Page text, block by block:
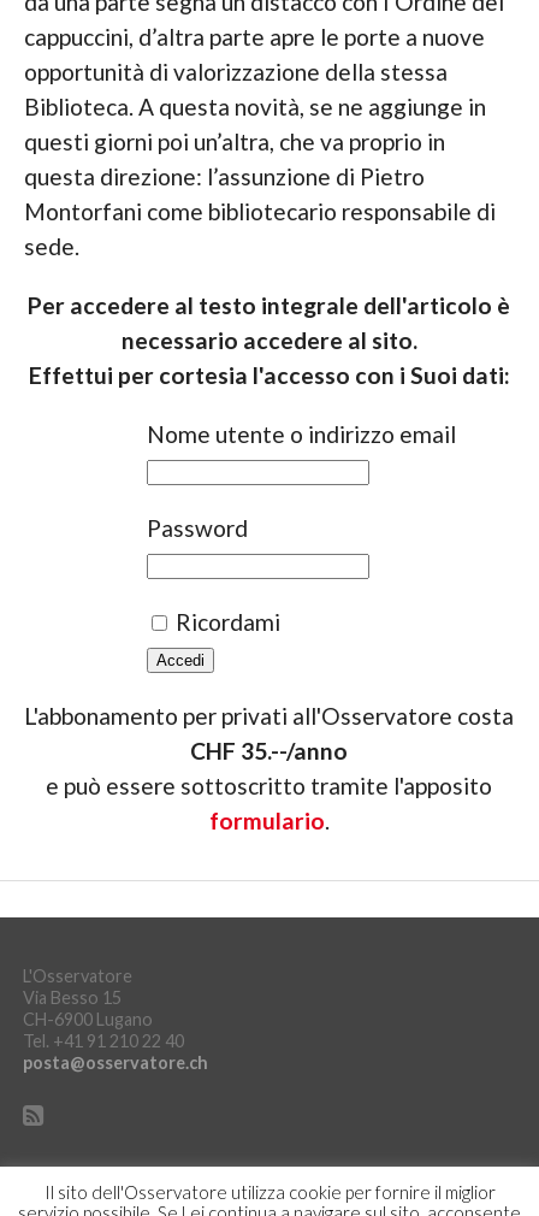
cappuccini, d’altra parte apre le porte a nuove
opportunità di valorizzazione della stessa
Biblioteca. A questa novità, se ne aggiunge in
questi giorni poi un’altra, che va proprio in
questa direzione: l’assunzione di Pietro
Montorfani come bibliotecario responsabile di
sede.
Per accedere al testo integrale dell'articolo è
necessario accedere al sito.
Effettui per cortesia l'accesso con i Suoi dati:
Nome utente o indirizzo email
Password
Ricordami
L'abbonamento per privati all'Osservatore costa
CHF 35.--/anno
e può essere sottoscritto tramite l'apposito
formulario.
L'Osservatore
Via Besso 15
CH-6900 Lugano
Tel. +41 91 210 22 40
posta@osservatore.ch
Il sito dell'Osservatore utilizza cookie per fornire il miglior